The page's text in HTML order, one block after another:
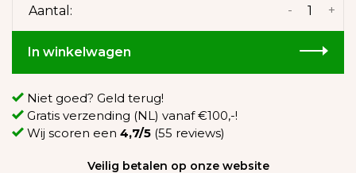
Aantal: +
-
In winkelwagen
Niet goed? Geld terug!
Gratis verzending (NL) vanaf €100,-!
Wij scoren een 4,7/5 (55 reviews)
Veilig betalen op onze website